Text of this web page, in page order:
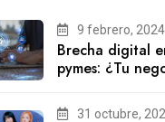
9 febrero, 2024
Brecha digital
pymes: ¿Tu
futuro?31 octubre,